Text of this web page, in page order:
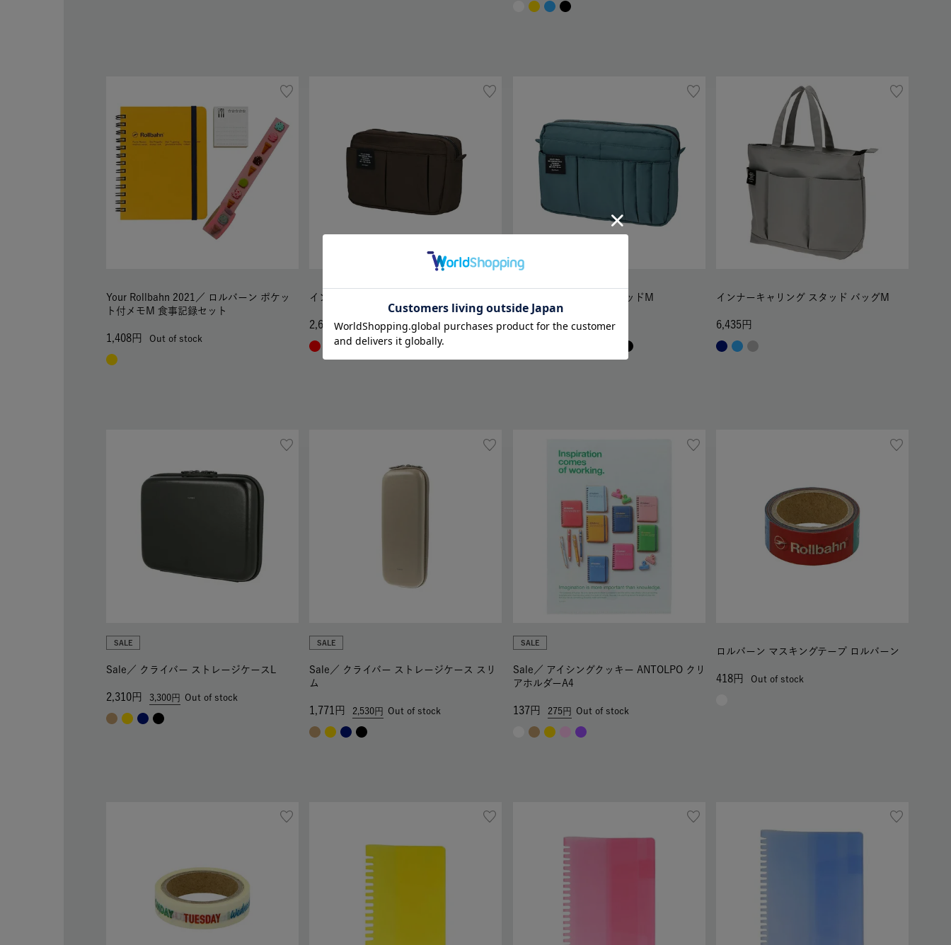
Your Rollbahn 2021／
ロルバーン ポケッ
ト付メモM 食事記録セット
1,408 Out of stock
インナーキャリング スタッドS
2,695
インナーキャリング スタッドM
3,135
インナーキャリング スタッド バッグM
6,435
SALE
Sale／ クライバー ストレージケースL
3,300
2,310 Out of stock
SALE
Sale／ クライバー ストレージケース スリ
ム
2,530
1,771 Out of stock
SALE
Sale／ アイシングクッキー ANTOLPO クリ
アホルダーA4
275
137 Out of stock
ロルバーン マスキングテープ ロルバーン
418 Out of stock